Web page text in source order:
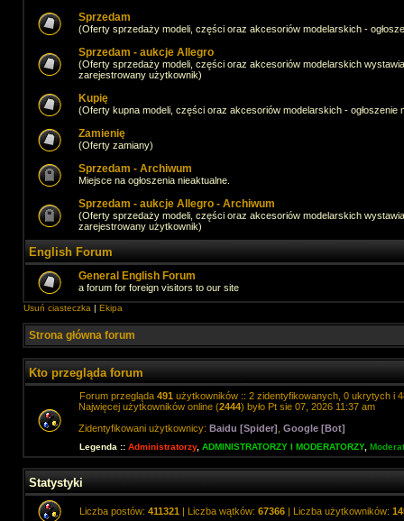
Sprzedam
(Oferty sprzedaży modeli, części oraz akcesoriów modelarskich -
Sprzedam - aukcje Allegro
(Oferty sprzedaży modeli, części oraz akcesoriów modelarskich
zarejestrowany użytkownik)
Kupię
(Oferty kupna modeli, części oraz akcesoriów modelarskich -
Zamienię
(Oferty zamiany)
Sprzedam - Archiwum
Miejsce na ogłoszenia nieaktualne.
Sprzedam - aukcje Allegro - Archiwum
(Oferty sprzedaży modeli, części oraz akcesoriów modelarskich
zarejestrowany użytkownik)
English Forum
General English Forum
a forum for foreign visitors to our site
Usuń ciasteczka | Ekipa
Strona główna forum
Kto przegląda forum
Forum przegląda 491 użytkowników :: 2 zidentyfikowanych, 0 ukrytych i
Najwięcej użytkowników online (2444) było Pt sie 07, 2026 11:37 am
Zidentyfikowani użytkownicy: Baidu [Spider] Google [Bot]
Legenda :: Administratorzy, ADMINISTRATORZY I MODERATORZY,
Statystyki
Liczba postów: 411321 | Liczba wątków: 67366 | Liczba użytkowników: